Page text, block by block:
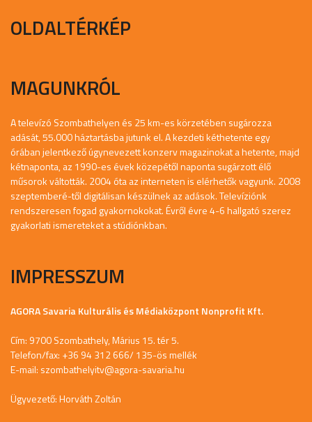
OLDALTÉRKÉP
MAGUNKRÓL
A televízó Szombathelyen és 25 km-es körzetében sugározza
adását, 55.000 háztartásba jutunk el. A kezdeti kéthetente egy
órában jelentkező úgynevezett konzerv magazinokat a hetente, majd
kétnaponta, az 1990-es évek közepétől naponta sugárzott élő
műsorok váltották. 2004 óta az interneten is elérhetők vagyunk. 2008
szeptemberé-től digitálisan készülnek az adások. Televíziónk
rendszeresen fogad gyakornokokat. Évről évre 4-6 hallgató szerez
gyakorlati ismereteket a stúdiónkban.
IMPRESSZUM
AGORA Savaria Kulturális és Médiaközpont Nonprofit Kft.
Cím: 9700 Szombathely, Márius 15. tér 5.
Telefon/fax: +36 94 312 666/ 135-ös mellék
E-mail: szombathelyitv@agora-savaria.hu
Ügyvezető: Horváth Zoltán